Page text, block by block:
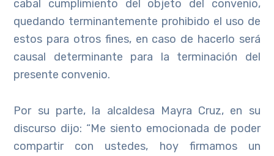
cabal cumplimiento del objeto del convenio,
quedando terminantemente prohibido el uso de
estos para otros fines, en caso de hacerlo será
causal determinante para la terminación del
presente convenio.
Por su parte, la alcaldesa Mayra Cruz, en su
discurso dijo: “Me siento emocionada de poder
compartir con ustedes, hoy firmamos un